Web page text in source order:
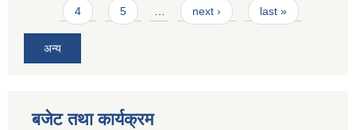
4 5 … next › last »
अन्य
बजेट तथा कार्यक्रम